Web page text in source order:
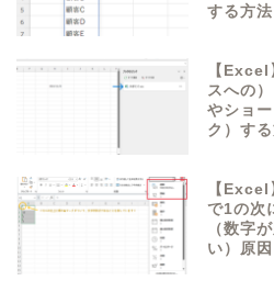
する方法
【
スへの
やショ
ク）す
【
で1の次
（数字
い）原